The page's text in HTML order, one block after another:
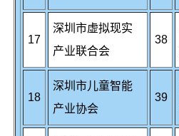
17
深圳市虚拟现实
产业联合会
38
18
深圳市儿童智能
产业协会
39